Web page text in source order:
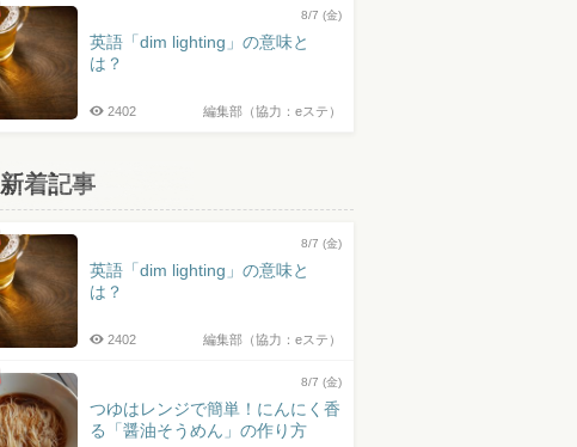
8/7 (金)
英語「dim lighting」の意味と
は？
編集部（協力：eステ）
2402
新着記事
8/7 (金)
英語「dim lighting」の意味と
は？
編集部（協力：eステ）
2402
8/7 (金)
つゆはレンジで簡単！にんにく香
る「醤油そうめん」の作り方